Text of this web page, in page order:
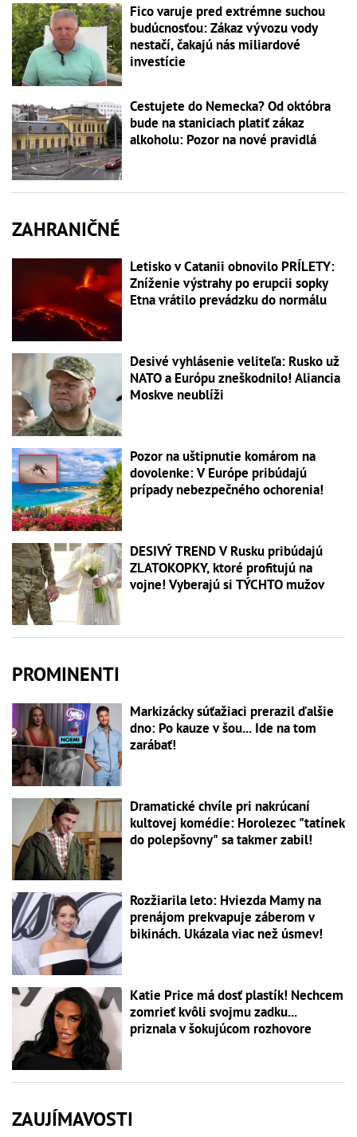
Fico varuje pred extrémne suchou
budúcnosťou: Zákaz vývozu vody
nestačí, čakajú nás miliardové
investície
Cestujete do Nemecka? Od októbra
bude na staniciach platiť zákaz
alkoholu: Pozor na nové pravidlá
ZAHRANIČNÉ
Letisko v Catanii obnovilo PRÍLETY:
Zníženie výstrahy po erupcii sopky
Etna vrátilo prevádzku do normálu
Desivé vyhlásenie veliteľa: Rusko už
NATO a Európu zneškodnilo! Aliancia
Moskve neublíži
Pozor na uštipnutie komárom na
dovolenke: V Európe pribúdajú
prípady nebezpečného ochorenia!
DESIVÝ TREND V Rusku pribúdajú
ZLATOKOPKY, ktoré profitujú na
vojne! Vyberajú si TÝCHTO mužov
PROMINENTI
Markizácky súťažiaci prerazil ďalšie
dno: Po kauze v šou... Ide na tom
zarábať!
Dramatické chvíle pri nakrúcaní
kultovej komédie: Horolezec "tatínek
do polepšovny" sa takmer zabil!
Rozžiarila leto: Hviezda Mamy na
prenájom prekvapuje záberom v
bikinách. Ukázala viac než úsmev!
Katie Price má dosť plastík! Nechcem
zomrieť kvôli svojmu zadku...
priznala v šokujúcom rozhovore
ZAUJÍMAVOSTI